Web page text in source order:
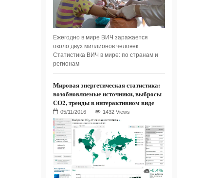
Ежегодно в мире ВИЧ заражается
около двух миллионов человек.
Статистика ВИЧ в мире: по странам и
регионам
Мировая энергетическая статистика:
возобновляемые источники, выбросы
СО2, тренды в интерактивном виде
1432 Views